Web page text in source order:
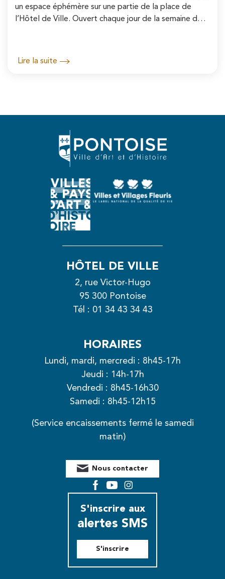
un espace éphémère sur une partie de la place de
l’Hôtel de Ville. Ouvert chaque jour de la semaine de
Lire la suite
HÔTEL DE VILLE
2, rue Victor-Hugo
95 300 Pontoise
Tél : 01 34 43 34 43
HORAIRES
Lundi, mardi, mercredi : 8h45-17h
Jeudi : 14h-17h
Vendredi : 8h45-16h30
Samedi : 8h45-12h15
(Service encaissements fermé le samedi
matin)
Nous contacter
FacebookYouTubeInstagram
S'inscrire aux
alertes SMS
S'inscrire